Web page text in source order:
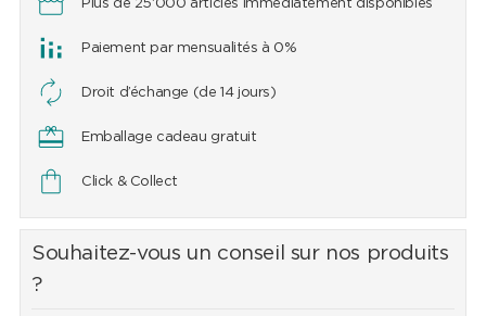
Plus de 25'000 articles immédiatement disponibles
Paiement par mensualités à 0%
Droit d’échange (de 14 jours)
Emballage cadeau gratuit
Click & Collect
Souhaitez-vous un conseil sur nos produits
?